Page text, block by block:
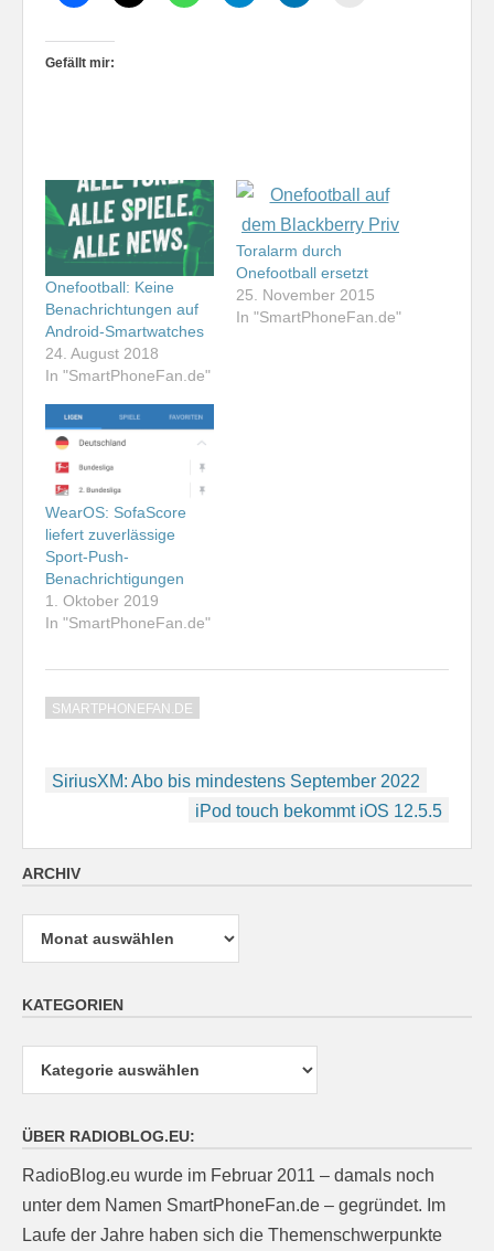
Gefällt mir:
Onefootball: Keine
Benachrichtungen auf
Android-Smartwatches
24. August 2018
In "SmartPhoneFan.de"
Toralarm durch
Onefootball ersetzt
25. November 2015
In "SmartPhoneFan.de"
WearOS: SofaScore
liefert zuverlässige
Sport-Push-
Benachrichtigungen
1. Oktober 2019
In "SmartPhoneFan.de"
SMARTPHONEFAN.DE
Beitragsnavigation
SiriusXM: Abo bis mindestens September 2022
iPod touch bekommt iOS 12.5.5
ARCHIV
Archiv
KATEGORIEN
ÜBER RADIOBLOG.EU:
RadioBlog.eu wurde im Februar 2011 – damals noch
unter dem Namen SmartPhoneFan.de – gegründet. Im
Laufe der Jahre haben sich die Themenschwerpunkte